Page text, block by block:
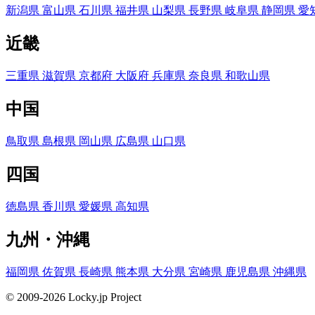
新潟県 富山県 石川県 福井県 山梨県 長野県 岐阜県 静岡県 愛
近畿
三重県 滋賀県 京都府 大阪府 兵庫県 奈良県 和歌山県
中国
鳥取県 島根県 岡山県 広島県 山口県
四国
徳島県 香川県 愛媛県 高知県
九州・沖縄
福岡県 佐賀県 長崎県 熊本県 大分県 宮崎県 鹿児島県 沖縄県
© 2009-2026 Locky.jp Project